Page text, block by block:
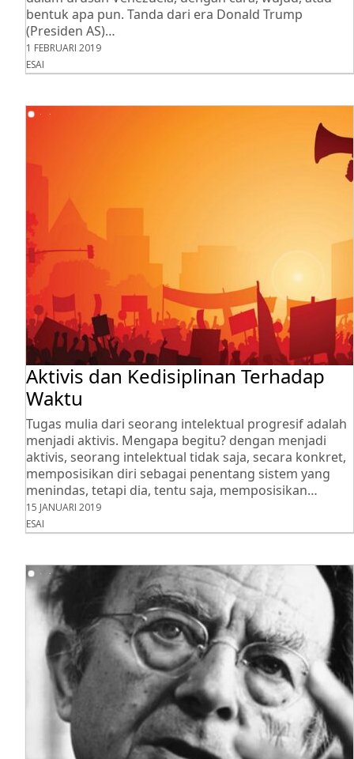
bentuk apa pun. Tanda dari era Donald Trump
(Presiden AS)…
1 FEBRUARI 2019
ESAI
Aktivis dan Kedisiplinan Terhadap
Waktu
Tugas mulia dari seorang intelektual progresif adalah
menjadi aktivis. Mengapa begitu? dengan menjadi
aktivis, seorang intelektual tidak saja, secara konkret,
memposisikan diri sebagai penentang sistem yang
menindas, tetapi dia, tentu saja, memposisikan…
15 JANUARI 2019
ESAI